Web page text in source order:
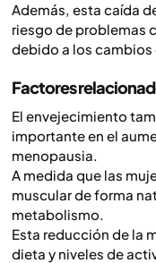
Además, esta caída
riesgo de problemas
debido a los
Factores
El envejecimiento
importante en el
menopausia.
A medida que las
muscular de forma
metabolismo.
Esta reducción de la
dieta y niveles de